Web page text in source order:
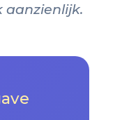
aanzienlijk.